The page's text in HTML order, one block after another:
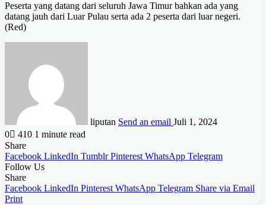
Peserta yang datang dari seluruh Jawa Timur bahkan ada yang
datang jauh dari Luar Pulau serta ada 2 peserta dari luar negeri.
(Red)
liputan Send an email Juli 1, 2024
0
410 1 minute read
Share
Facebook LinkedIn Tumblr Pinterest WhatsApp Telegram
Follow Us
Share
Facebook LinkedIn Pinterest WhatsApp Telegram Share via Email
Print